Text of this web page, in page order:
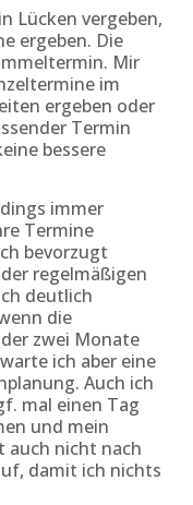
Lücken vergeben,
ergeben. Die
Mir
im
ergeben oder
Termin
bessere
immer
Termine
bevorzugt
regelmäßigen
deutlich
die
zwei Monate
ich aber eine
Auch ich
mal einen Tag
und mein
auch nicht nach
damit ich nichts